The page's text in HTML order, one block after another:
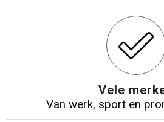
Vele
Van werk, sport en